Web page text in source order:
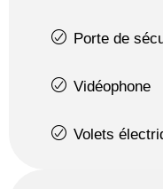
Porte de
Vidéophone
Volets